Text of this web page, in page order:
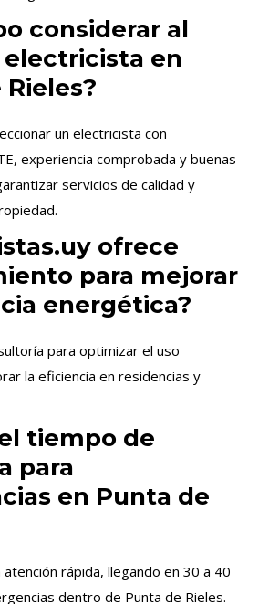
considerar al
en
un electricista con
experiencia comprobada y buenas
servicios de calidad y
ofrece
para mejorar
energética?
para optimizar el uso
la eficiencia en residencias y
tiempo de
para
en Punta de
rápida, llegando en 30 a 40
dentro de Punta de Rieles.